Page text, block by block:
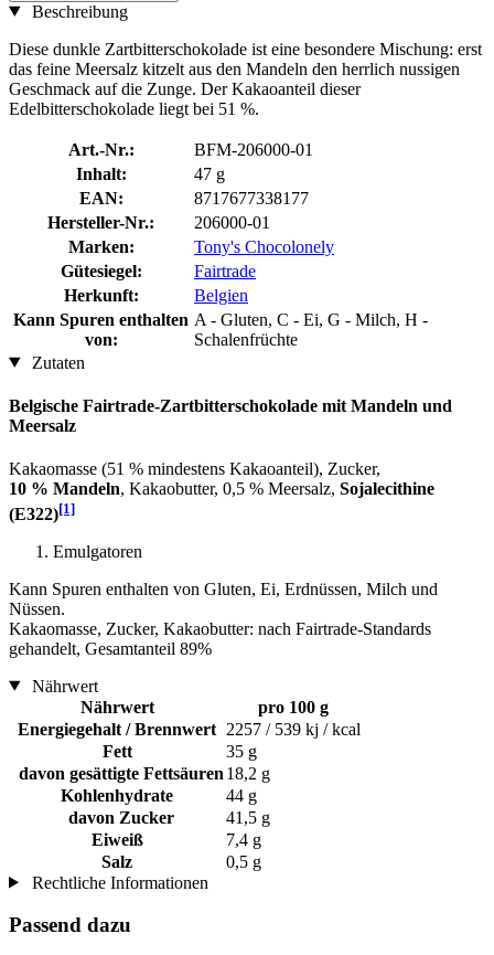
Beschreibung
Diese dunkle Zartbitterschokolade ist eine besondere Mischung: erst
das feine Meersalz kitzelt aus den Mandeln den herrlich nussigen
Geschmack auf die Zunge. Der Kakaoanteil dieser
Edelbitterschokolade liegt bei 51 %.
Art.-Nr.:
BFM-206000-01
Inhalt:
47 g
EAN:
8717677338177
Hersteller-Nr.:
206000-01
Marken:
Tony's Chocolonely
Gütesiegel:
Fairtrade
Herkunft:
Belgien
Kann Spuren enthalten
von:
A - Gluten, C - Ei, G - Milch, H -
Schalenfrüchte
Zutaten
Belgische Fairtrade-Zartbitterschokolade mit Mandeln und
Meersalz
Kakaomasse (51 % mindestens Kakaoanteil), Zucker,
10 % Mandeln, Kakaobutter, 0,5 % Meersalz, Sojalecithine
(E322)[1]
Emulgatoren
Kann Spuren enthalten von Gluten, Ei, Erdnüssen, Milch und
Nüssen.
Kakaomasse, Zucker, Kakaobutter: nach Fairtrade-Standards
gehandelt, Gesamtanteil 89%
Nährwert
Nährwert
pro 100 g
Energiegehalt / Brennwert 2257 / 539 kj / kcal
Fett
35 g
davon gesättigte Fettsäuren 18,2 g
Kohlenhydrate
44 g
davon Zucker
41,5 g
Eiweiß
7,4 g
Salz
0,5 g
Rechtliche Informationen
Passend dazu